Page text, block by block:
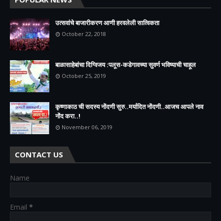
उत्सवांचे बाजारीकरण आणी हरवलेली सात्विकता
October 22, 2018
बाळासाहेबांचा दिग्विजय :पलूस-कडेगावच्या सुवर्ण भविष्याची चाहूल
October 25, 2019
कृष्णाकाठ ची सदस्य नोंदणी सुरु..मर्यादित नोंदणी..आजच आपले नाव
नोंद करा..!
November 06, 2019
CONTACT US
Name
Email *